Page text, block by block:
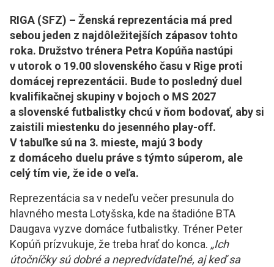
RIGA (SFZ) – Ženská reprezentácia má pred
sebou jeden z najdôležitejších zápasov tohto
roka. Družstvo trénera Petra Kopúňa nastúpi
v utorok o 19.00 slovenského času v Rige proti
domácej reprezentácii. Bude to posledný duel
kvalifikačnej skupiny v bojoch o MS 2027
a slovenské futbalistky chcú v ňom bodovať, aby si
zaistili miestenku do jesenného play-off.
V tabuľke sú na 3. mieste, majú 3 body
z domáceho duelu práve s týmto súperom, ale
celý tím vie, že ide o veľa.
Reprezentácia sa v nedeľu večer presunula do
hlavného mesta Lotyšska, kde na štadióne BTA
Daugava vyzve domáce futbalistky. Tréner Peter
Kopúň prízvukuje, že treba hrať do konca. „Ich
útočníčky sú dobré a nepredvídateľné, aj keď sa